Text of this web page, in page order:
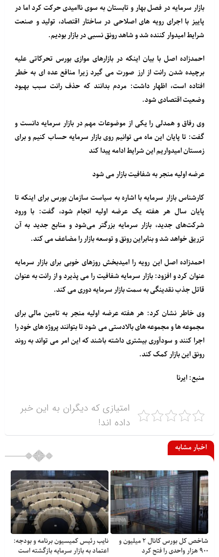
بازار سرمایه در فصل بهار و تابستان به سوی ناامیدی حرکت کرد اما در
پاییز با اجرای رویه های اصلاحی در ساختار اقتصاد، تولید و صنعت
شرایط امیدوار کننده شد و شاهد رونق نسبی در بازار بودیم.
احمدزاده اصل با بیان اینکه در بازارهای موازی بورس تحرکاتی علیه
برچیده شدن رانت از ارز صورت می گیرد زیرا منافع عده ای به خطر
افتاده است، اظهار داشت: مردم بدانند که حذف رانت سبب بهبود
وضعیت اقتصادی شود.
وی رفاق و همدلی را یکی از موضوعات مهم در بازار سرمایه دانست و
گفت: تا پایان این ماه می توانیم روی بازار سرمایه حساب کنیم و برای
زمستان امیدواریم این شرایط ادامه پیدا کند
عرضه اولیه منجر به شفافیت بازار می شود
کارشناس بازار سرمایه با اشاره به سیاست سازمان بورس برای اینکه تا
پایان سال هر هفته یک عرضه اولیه انجام شود، گفت: با ورود
شرکت‌های جدید، بازار سرمایه بزرگتر می‌شود و منابع جدید به آن
تزریق خواهد شد و بنابراین رونق و توسعه بازار را مضاعف می کند.
احمدزاده اصل این رویه را امیدبخش روزهای خوبی برای بازار سرمایه
عنوان کرد و افزود:‌ بازار سرمایه شفافیت را می پذیرد و از رانت به عنوان
قاتل جذب نقدینگی به سمت بازار سرمایه دوری می کند.
وی خاطر نشان کرد: هر هفته عرضه اولیه منجر به تامین مالی برای
مجموعه ها و مجموعه های بالادستی می شود تا بتوانند پروژه های خود را
اجرا کنند و سودآوری بیشتری داشته باشند که این امر می تواند به روند
رونق این بازار کمک کند.
منبع: ایرنا
امتیازی که دیگران به این خبر
داده اند!
اخبار مشابه
شاخص کل بورس کانال ۲ میلیون و
۹۰۰ هزار واحدی را فتح کرد
نایب رئیس کمیسیون برنامه و بودجه:
اعتماد به بازار سرمایه بازگشته است